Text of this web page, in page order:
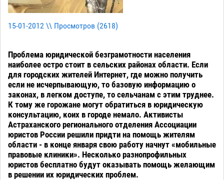
15-01-2012 \\ Просмотров (2618)
Проблема юридической безграмотности населения
наиболее остро стоит в сельских районах области. Если
для городских жителей Интернет, где можно получить
если не исчерпывающую, то базовую информацию о
законах, в легком доступе, то сельчанам с этим труднее.
К тому же горожане могут обратиться в юридическую
консультацию, коих в городе немало. Активисты
Астраханского регионального отделения Ассоциации
юристов России решили придти на помощь жителям
области - в конце января свою работу начнут «мобильные
правовые клиники». Несколько разнопрофильных
юристов бесплатно будут оказывать помощь желающим
в решении их юридических проблем.